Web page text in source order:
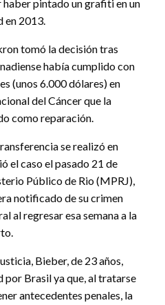
pintado un grafiti en un
en 2013.
tomó la decisión tras
había cumplido con
(unos 6.000 dólares) en
del Cáncer que la
como reparación.
se realizó en
el caso el pasado 21 de
Público de Rio (MPRJ),
notificado de su crimen
al regresar esa semana a la
Bieber, de 23 años,
Brasil ya que, al tratarse
antecedentes penales, la